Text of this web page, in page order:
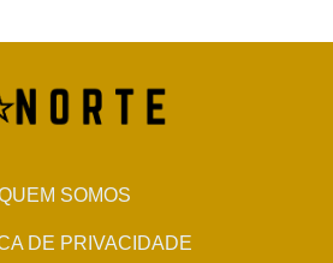
SOMOS
DE PRIVACIDADE